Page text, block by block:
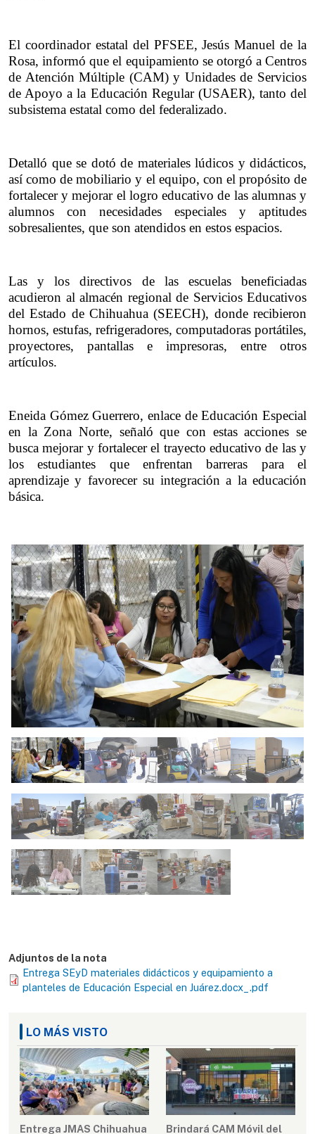
El coordinador estatal del PFSEE, Jesús Manuel de la
Rosa, informó que el equipamiento se otorgó a Centros
de Atención Múltiple (CAM) y Unidades de Servicios
de Apoyo a la Educación Regular (USAER), tanto del
subsistema estatal como del federalizado.
Detalló que se dotó de materiales lúdicos y didácticos,
así como de mobiliario y el equipo, con el propósito de
fortalecer y mejorar el logro educativo de las alumnas y
alumnos con necesidades especiales y aptitudes
sobresalientes, que son atendidos en estos espacios.
Las y los directivos de las escuelas beneficiadas
acudieron al almacén regional de Servicios Educativos
del Estado de Chihuahua (SEECH), donde recibieron
hornos, estufas, refrigeradores, computadoras portátiles,
proyectores, pantallas e impresoras, entre otros
artículos.
Eneida Gómez Guerrero, enlace de Educación Especial
en la Zona Norte, señaló que con estas acciones se
busca mejorar y fortalecer el trayecto educativo de las y
los estudiantes que enfrentan barreras para el
aprendizaje y favorecer su integración a la educación
básica.
Adjuntos de la nota
Entrega SEyD materiales didácticos y equipamiento a
planteles de Educación Especial en Juárez.docx_.pdf
LO MÁS VISTO
Entrega JMAS Chihuahua
Brindará CAM Móvil del